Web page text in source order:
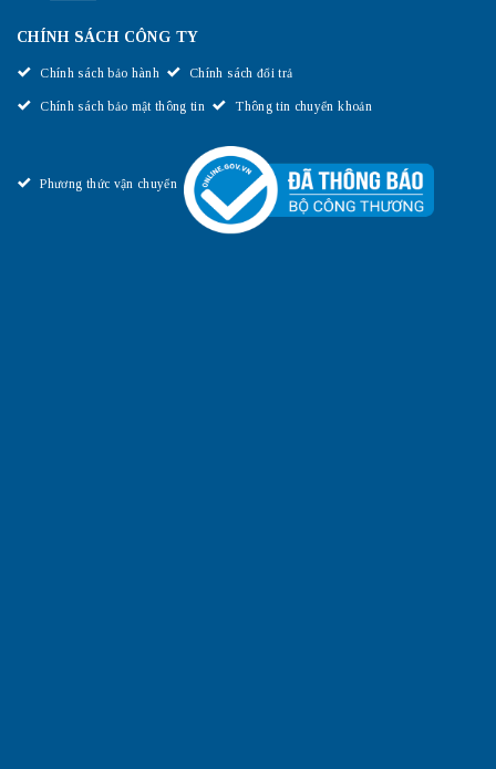
CHÍNH SÁCH CÔNG TY
Chính sách bảo hành Chính sách đổi trả
Chính sách bảo mật thông tin Thông tin chuyển khoản
Phương thức vận chuyển